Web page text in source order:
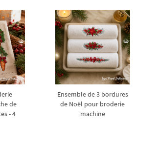
de
- 4
Ensemble de 3 bordures
de Noël pour broderie
machine